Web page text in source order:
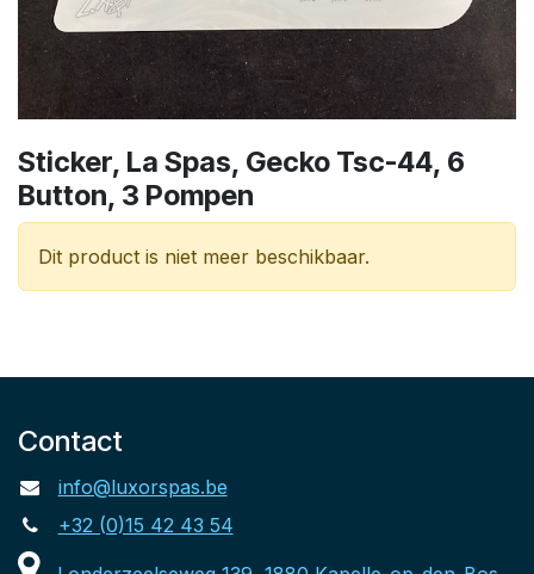
Sticker, La Spas, Gecko Tsc-44, 6
Button, 3 Pompen
Dit product is niet meer beschikbaar.
Contact
info@luxorspas.be
+32 (0)15 42 43 54